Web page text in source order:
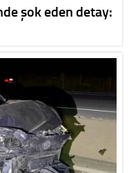
şok eden detay: